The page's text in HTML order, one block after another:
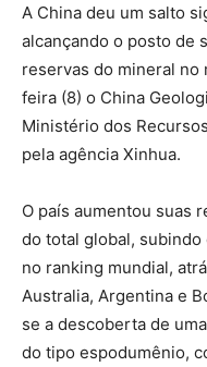
A China deu um salto
alcançando o posto de
reservas do mineral no
feira (8) o China
Ministério dos
pela agência Xinhua.
O país aumentou suas
do total global, subindo
no ranking mundial,
Australia, Argentina e
se a descoberta de
do tipo espodumênio,